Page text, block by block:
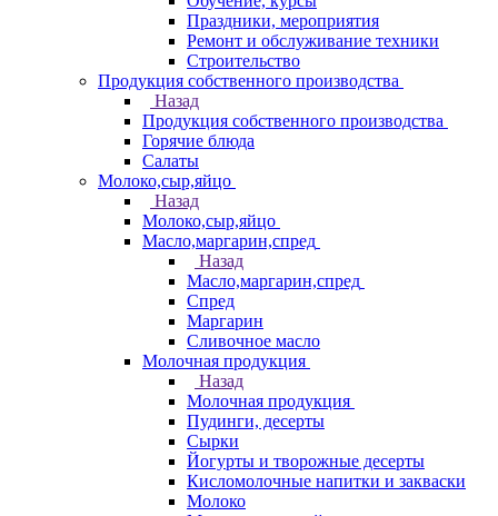
Праздники, мероприятия
Ремонт и обслуживание техники
Строительство
Продукция собственного производства
Назад
Продукция собственного производства
Горячие блюда
Салаты
Молоко,сыр,яйцо
Назад
Молоко,сыр,яйцо
Масло,маргарин,спред
Назад
Масло,маргарин,спред
Спред
Маргарин
Сливочное масло
Молочная продукция
Назад
Молочная продукция
Пудинги, десерты
Сырки
Йогурты и творожные десерты
Кисломолочные напитки и закваски
Молоко